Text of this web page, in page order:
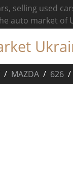
selling used
auto market of
MAZDA 626